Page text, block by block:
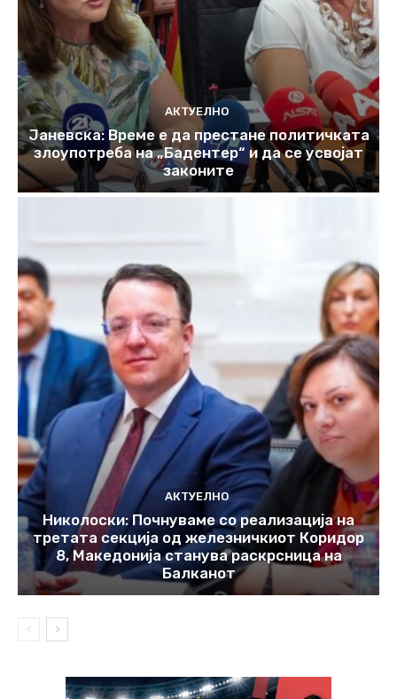
АКТУЕЛНО
Јаневска: Време е да престане политичката
злоупотреба на „Бадентер“ и да се усвојат
законите
АКТУЕЛНО
Николоски: Почнуваме со реализација на
третата секција од железничкиот Коридор
8, Македонија станува раскрсница на
Балканот